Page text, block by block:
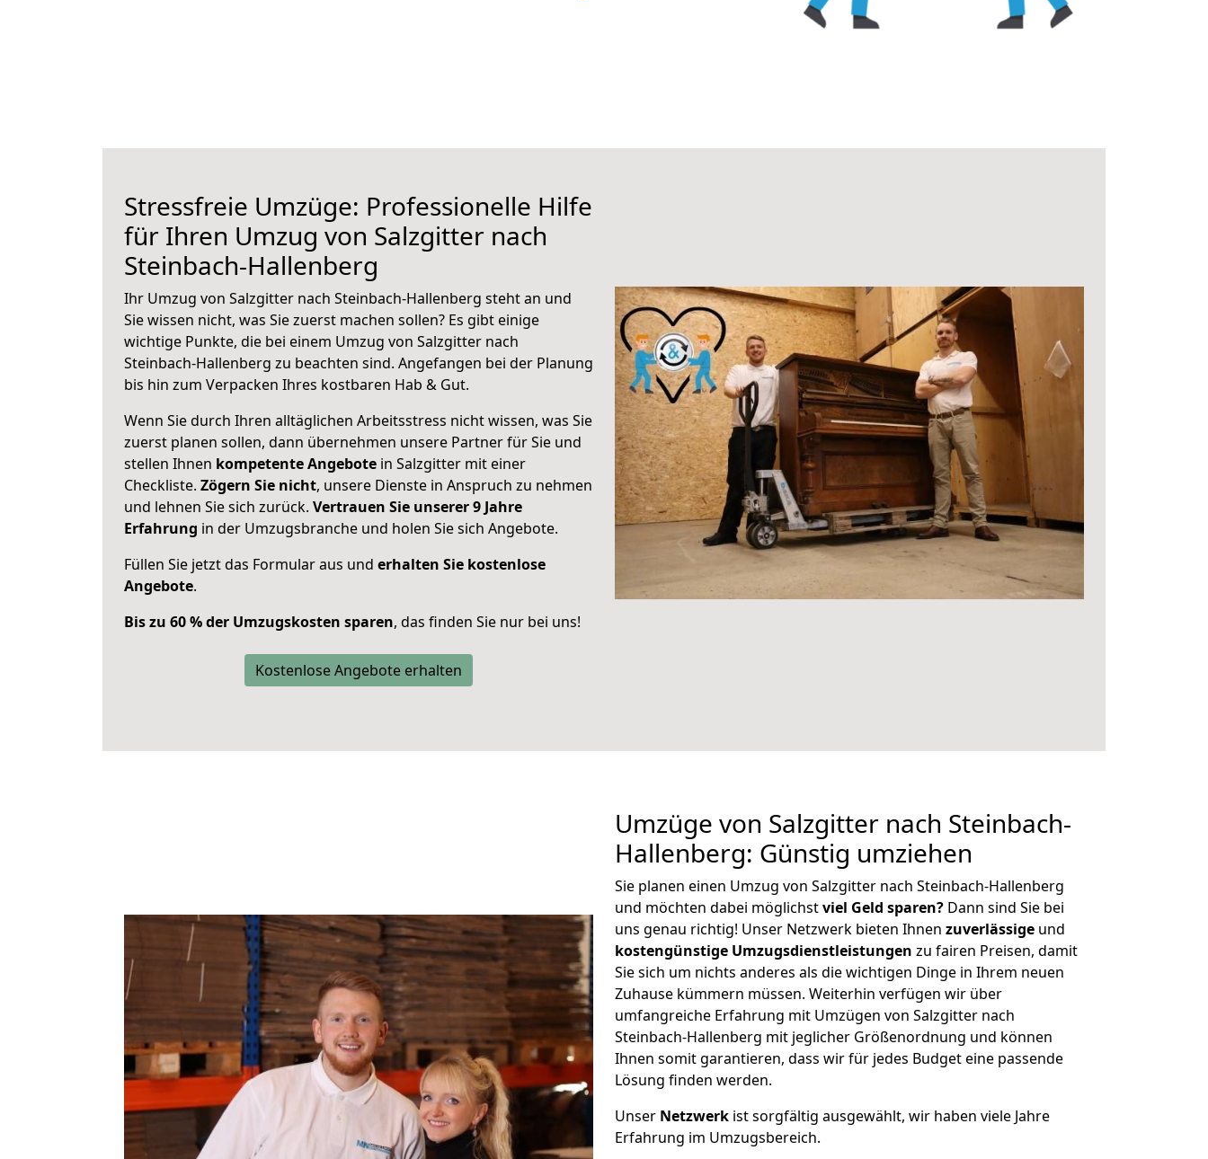
Stressfreie Umzüge: Professionelle Hilfe
für Ihren Umzug von Salzgitter nach
Steinbach-Hallenberg
Ihr Umzug von Salzgitter nach Steinbach-Hallenberg steht an und
Sie wissen nicht, was Sie zuerst machen sollen? Es gibt einige
wichtige Punkte, die bei einem Umzug von Salzgitter nach
Steinbach-Hallenberg zu beachten sind. Angefangen bei der Planung
bis hin zum Verpacken Ihres kostbaren Hab & Gut.
Wenn Sie durch Ihren alltäglichen Arbeitsstress nicht wissen, was Sie
zuerst planen sollen, dann übernehmen unsere Partner für Sie und
stellen Ihnen kompetente Angebote in Salzgitter mit einer
Checkliste. Zögern Sie nicht, unsere Dienste in Anspruch zu nehmen
und lehnen Sie sich zurück. Vertrauen Sie unserer 9 Jahre
Erfahrung in der Umzugsbranche und holen Sie sich Angebote.
Füllen Sie jetzt das Formular aus und erhalten Sie kostenlose
Angebote.
Bis zu 60 % der Umzugskosten sparen, das finden Sie nur bei uns!
Kostenlose Angebote erhalten
Umzüge von Salzgitter nach Steinbach-
Hallenberg: Günstig umziehen
Sie planen einen Umzug von Salzgitter nach Steinbach-Hallenberg
und möchten dabei möglichstviel Geld sparen? Dann sind Sie bei
uns genau richtig! Unser Netzwerk bieten Ihnen zuverlässige und
kostengünstige Umzugsdienstleistungen zu fairen Preisen, damit
Sie sich um nichts anderes als die wichtigen Dinge in Ihrem neuen
Zuhause kümmern müssen. Weiterhin verfügen wir über
umfangreiche Erfahrung mit Umzügen von Salzgitter nach
Steinbach-Hallenberg mit jeglicher Größenordnung und können
Ihnen somit garantieren, dass wir für jedes Budget eine passende
Lösung finden werden.
Unser Netzwerk ist sorgfältig ausgewählt, wir haben viele Jahre
Erfahrung im Umzugsbereich.